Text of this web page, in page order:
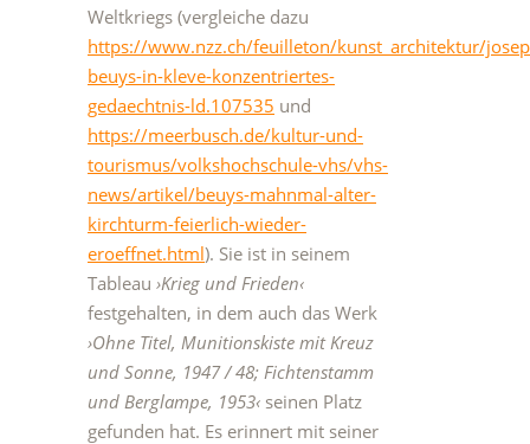
Weltkriegs (vergleiche dazu
https://www.nzz.ch/feuilleton/kunst_architektur/
beuys-in-kleve-konzentriertes-
gedaechtnis-ld.107535 und
https://meerbusch.de/kultur-und-
tourismus/volkshochschule-vhs/vhs-
news/artikel/beuys-mahnmal-alter-
kirchturm-feierlich-wieder-
eroeffnet.html). Sie ist in seinem
Tableau ›Krieg und Frieden‹
festgehalten, in dem auch das Werk
›Ohne Titel, Munitionskiste mit Kreuz
und Sonne, 1947 / 48; Fichtenstamm
und Berglampe, 1953‹ seinen Platz
gefunden hat. Es erinnert mit seiner